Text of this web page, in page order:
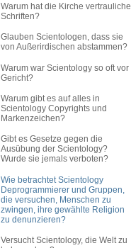
Warum hat die Kirche vertrauliche
Schriften?
Glauben Scientologen, dass sie
von Außerirdischen abstammen?
Warum war Scientology so oft vor
Gericht?
Warum gibt es auf alles in
Scientology Copyrights und
Markenzeichen?
Gibt es Gesetze gegen die
Ausübung der Scientology?
Wurde sie jemals verboten?
Wie betrachtet Scientology
Deprogrammierer und Gruppen,
die versuchen, Menschen zu
zwingen, ihre gewählte Religion
zu denunzieren?
Versucht Scientology, die Welt zu